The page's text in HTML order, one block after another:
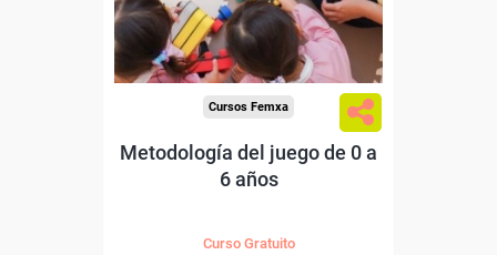
Sector
-Educación.
Cursos Femxa
Metodología del juego de 0 a
6 años
Curso Gratuito